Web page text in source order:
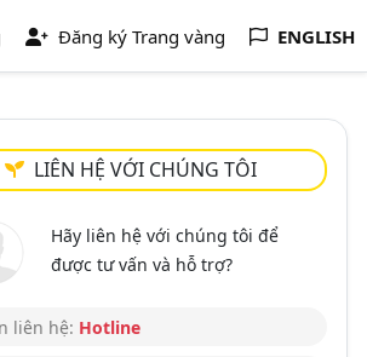
Đăng ký Trang vàng ENGLISH
LIÊN HỆ VỚI CHÚNG TÔI
Hãy liên hệ với chúng tôi để
được tư vấn và hỗ trợ?
liên hệ: Hotline